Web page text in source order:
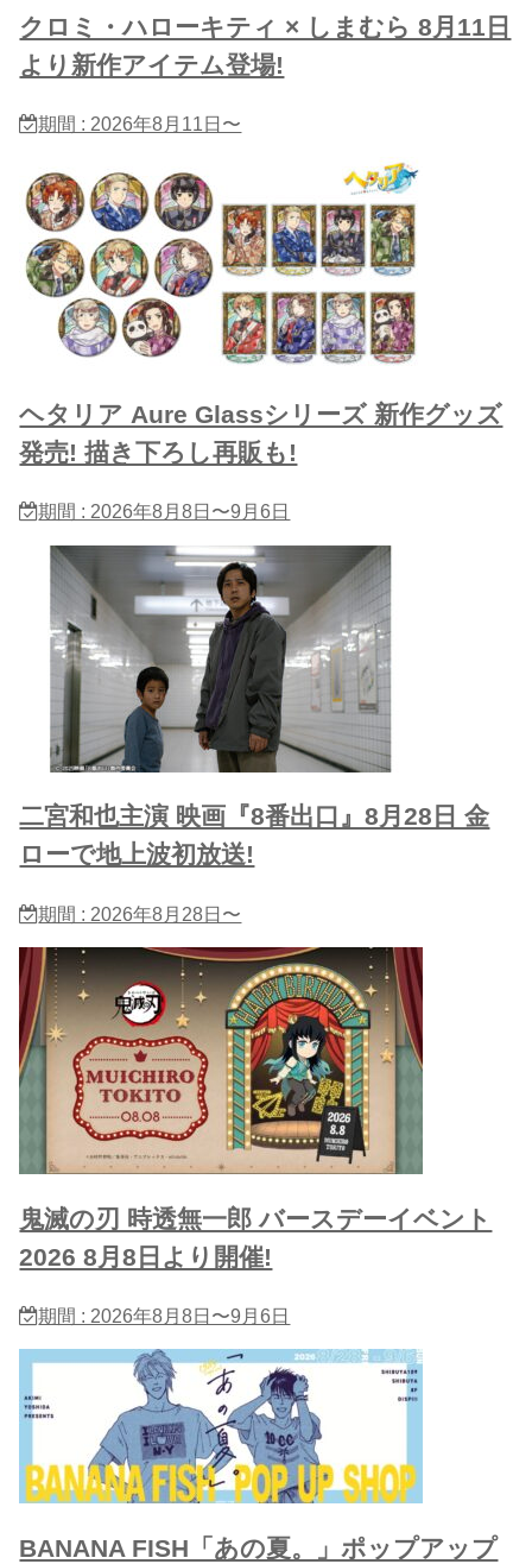
クロミ・ハローキティ × しまむら 8月11日
より新作アイテム登場!
期間 : 2026年8月11日〜
ヘタリア Aure Glassシリーズ 新作グッズ
発売! 描き下ろし再販も!
期間 : 2026年8月8日〜9月6日
二宮和也主演 映画『8番出口』8月28日 金
ローで地上波初放送!
期間 : 2026年8月28日〜
鬼滅の刃 時透無一郎 バースデーイベント
2026 8月8日より開催!
期間 : 2026年8月8日〜9月6日
BANANA FISH「あの夏。」ポップアップ